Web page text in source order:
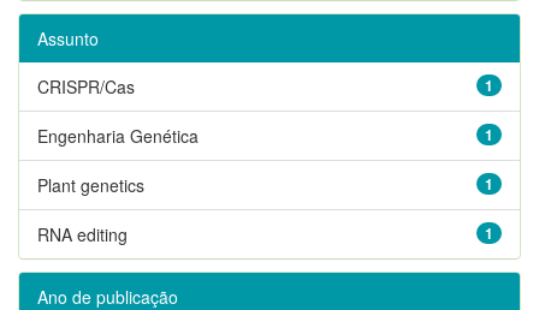
Assunto
1
CRISPR/Cas
1
Engenharia Genética
1
Plant genetics
1
RNA editing
Ano de publicação